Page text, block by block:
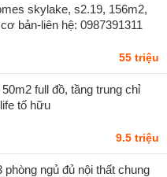
skylake, s2.19, 156m2,
bản-liên hệ: 0987391311
55 triệu
full đồ, tầng trung chỉ
tố hữu
9.5 triệu
phòng ngủ đủ nội thất chung